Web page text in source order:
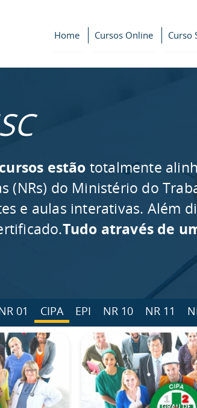
Home Cursos Online Curso
estão totalmente
(NRs) do Ministério do
e aulas interativas. Além
Tudo através de
01 CIPA EPI NR 10 NR 11